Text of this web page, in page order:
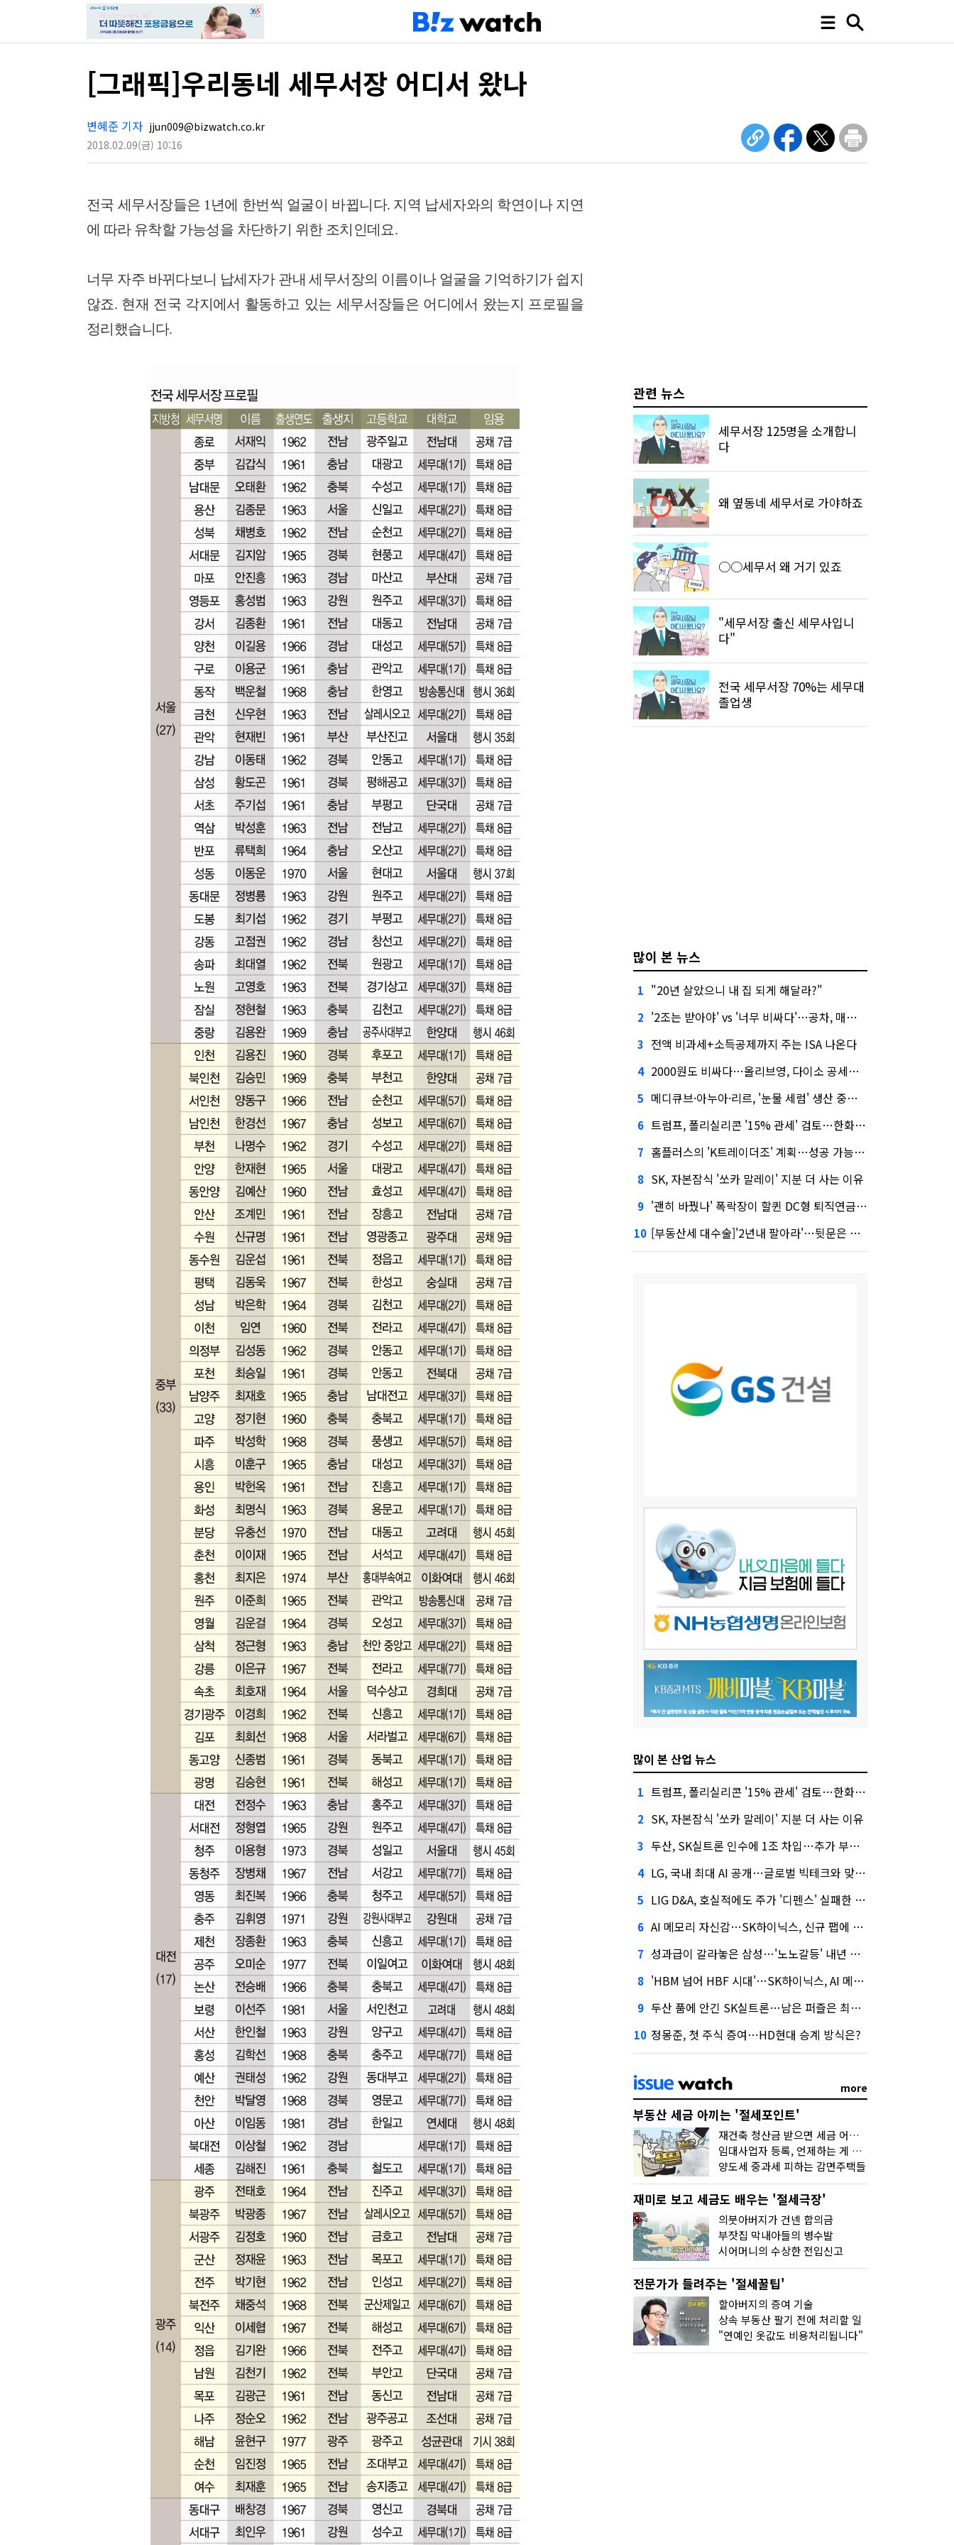
[그래픽]우리동네 세무서장 어디서 왔나
변혜준 기자 jjun009@bizwatch.co.kr
2018.02.09(금) 10:16
전국 세무서장들은 1년에 한번씩 얼굴이 바뀝니다. 지역 납세자와의 학연이나 지연
에 따라 유착할 가능성을 차단하기 위한 조치인데요.
너무 자주 바뀌다보니 납세자가 관내 세무서장의 이름이나 얼굴을 기억하기가 쉽지
않죠. 현재 전국 각지에서 활동하고 있는 세무서장들은 어디에서 왔는지 프로필을
정리했습니다.
관련 뉴스
세무서장 125명을 소개합니
다
왜 옆동네 세무서로 가야하죠
○○세무서 왜 거기 있죠
"세무서장 출신 세무사입니
다"
전국 세무서장 70%는 세무대
졸업생
많이 본 뉴스
1 "20년 살았으니 내 집 되게 해달라?"
2 '2조는 받아야' vs '너무 비싸다'…공차, 매각 성공할까
3 전액 비과세+소득공제까지 주는 ISA 나온다
4 2000원도 비싸다…올리브영, 다이소 공세에 '가성비'로 맞불
5 메디큐브·아누아·리르, '눈물 세럼' 생산 중단한다
6 트럼프, 폴리실리콘 '15% 관세' 검토…한화큐셀·OCI 영향은?
7 홈플러스의 'K트레이더조' 계획…성공 가능성은 '글쎄'
8 SK, 자본잠식 '쏘카 말레이' 지분 더 사는 이유
9 '괜히 바꿨나' 폭락장이 할퀸 DC형 퇴직연금…전문가 조언은
10 [부동산세 대수술]'2년내 팔아라'…뒷문은 열었다
많이 본 산업 뉴스
1 트럼프, 폴리실리콘 '15% 관세' 검토…한화큐셀·OCI 영향은?
2 SK, 자본잠식 '쏘카 말레이' 지분 더 사는 이유
3 두산, SK실트론 인수에 1조 차입…추가 부담은?
4 LG, 국내 최대 AI 공개…글로벌 빅테크와 맞붙는다
5 LIG D&A, 호실적에도 주가 '디펜스' 실패한 이유
6 AI 메모리 자신감…SK하이닉스, 신규 팹에 54조 투자
7 성과급이 갈라놓은 삼성…'노노갈등' 내년 교섭 판 흔들까
8 'HBM 넘어 HBF 시대'…SK하이닉스, AI 메모리 표준 선점 나섰다
9 두산 품에 안긴 SK실트론…남은 퍼즐은 최태원 지분 29.4%
10 정몽준, 첫 주식 증여…HD현대 승계 방식은?
more
부동산 세금 아끼는 '절세포인트'
재건축 청산금 받으면 세금 어떻게 낼까
임대사업자 등록, 언제하는 게 유리할까
양도세 중과세 피하는 감면주택들
재미로 보고 세금도 배우는 '절세극장'
의붓아버지가 건넨 합의금
부잣집 막내아들의 병수발
시어머니의 수상한 전입신고
전문가가 들려주는 '절세꿀팁'
할아버지의 증여 기술
상속 부동산 팔기 전에 처리할 일
"연예인 옷값도 비용처리됩니다"